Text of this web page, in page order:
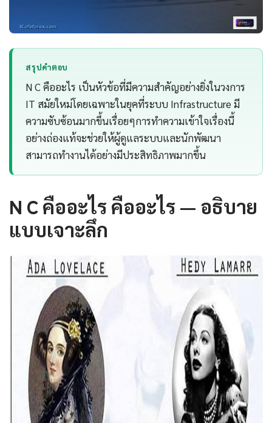
สรุปคำตอบ
N C คืออะไร เป็นหัวข้อที่มีความสำคัญอย่างยิ่งในวงการ
IT สมัยใหม่โดยเฉพาะในยุคที่ระบบ Infrastructure มี
ความซับซ้อนมากขึ้นเรื่อยๆการทำความเข้าใจเรื่องนี้
อย่างถ่องแท้จะช่วยให้ผู้ดูแลระบบและนักพัฒนา
สามารถทำงานได้อย่างมีประสิทธิภาพมากขึ้น
N C คืออะไร คืออะไร — อธิบาย
แบบเจาะลึก